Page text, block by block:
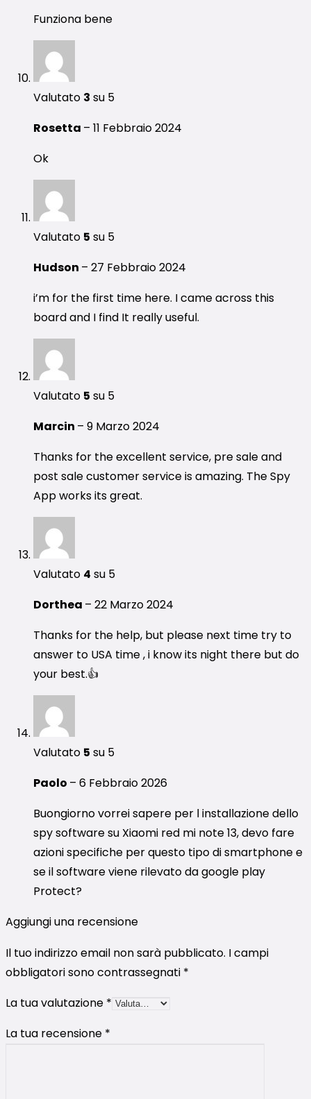
Funziona bene
Valutato 3 su 5
Rosetta – 11 Febbraio 2024
Ok
Valutato 5 su 5
Hudson – 27 Febbraio 2024
i’m for the first time here. I came across this
board and I find It really useful.
Valutato 5 su 5
Marcin – 9 Marzo 2024
Thanks for the excellent service, pre sale and
post sale customer service is amazing. The Spy
App works its great.
Valutato 4 su 5
Dorthea – 22 Marzo 2024
Thanks for the help, but please next time try to
answer to USA time , i know its night there but do
your best.👍
Valutato 5 su 5
Paolo – 6 Febbraio 2026
Buongiorno vorrei sapere per l installazione dello
spy software su Xiaomi red mi note 13, devo fare
azioni specifiche per questo tipo di smartphone e
se il software viene rilevato da google play
Protect?
Aggiungi una recensione
Il tuo indirizzo email non sarà pubblicato. I campi
obbligatori sono contrassegnati *
La tua valutazione *
La tua recensione *